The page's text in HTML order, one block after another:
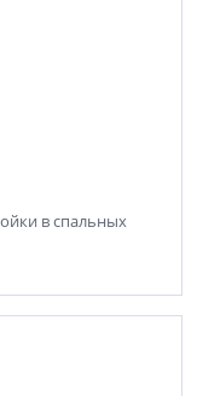
в спальных